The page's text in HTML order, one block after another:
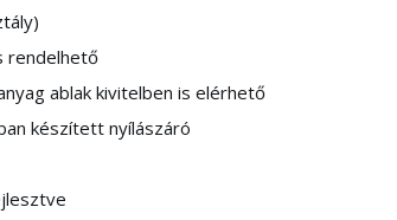
rendelhető
ablak kivitelben is elérhető
készített nyílászáró